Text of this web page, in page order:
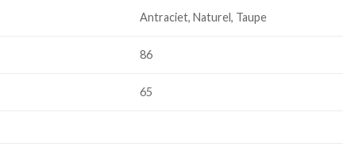
Antraciet, Naturel, Taupe
86
65